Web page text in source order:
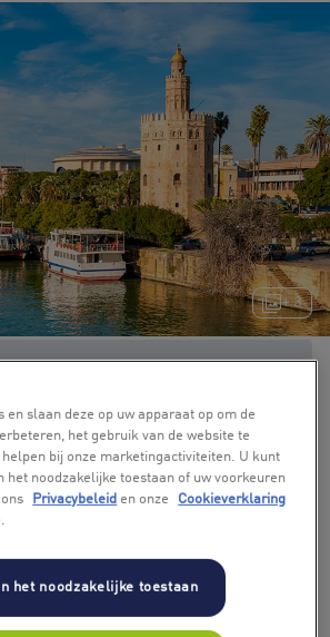
+ 3
en slaan deze op uw apparaat op om de
het gebruik van de website te
bij onze marketingactiviteiten. U kunt
het noodzakelijke toestaan of uw voorkeuren
Privacybeleid en onze
Cookieverklaring
het noodzakelijke toestaan